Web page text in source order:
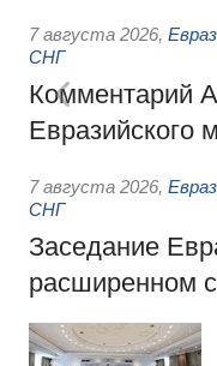
7 августа 2026,
СНГ
Комментарий
Евразийского
7 августа 2026,
СНГ
Заседание
расширенном